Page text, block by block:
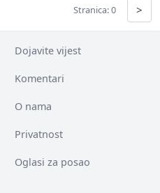
Stranica: 0 >
Dojavite vijest
Komentari
O nama
Privatnost
Oglasi za posao